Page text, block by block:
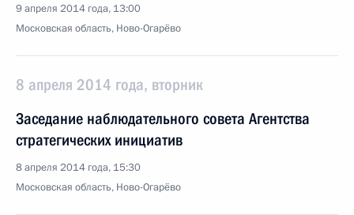
9 апреля 2014 года, 13:00
Московская область, Ново-Огарёво
8 апреля 2014 года, вторник
Заседание наблюдательного совета Агентства
стратегических инициатив
8 апреля 2014 года, 15:30
Московская область, Ново-Огарёво